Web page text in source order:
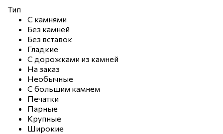
Тип
С камнями
Без камней
Без вставок
Гладкие
С дорожками из камней
На заказ
Необычные
С большим камнем
Печатки
Парные
Крупные
Широкие